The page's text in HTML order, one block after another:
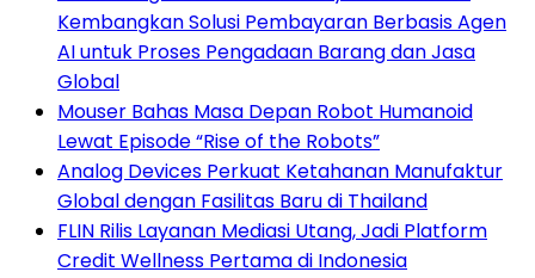
Kembangkan Solusi Pembayaran Berbasis Agen
AI untuk Proses Pengadaan Barang dan Jasa
Global
Mouser Bahas Masa Depan Robot Humanoid
Lewat Episode “Rise of the Robots”
Analog Devices Perkuat Ketahanan Manufaktur
Global dengan Fasilitas Baru di Thailand
FLIN Rilis Layanan Mediasi Utang, Jadi Platform
Credit Wellness Pertama di Indonesia